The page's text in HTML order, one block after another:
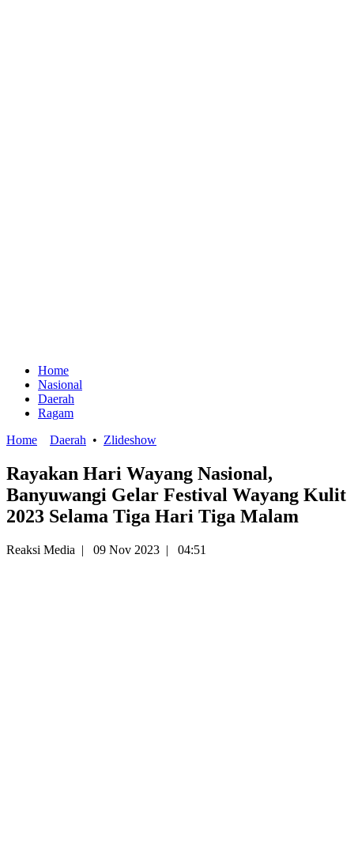
Home
Nasional
Daerah
Ragam
Home
Daerah • Zlideshow
Rayakan Hari Wayang Nasional,
Banyuwangi Gelar Festival Wayang Kulit
2023 Selama Tiga Hari Tiga Malam
Reaksi Media | 09 Nov 2023 | 04:51